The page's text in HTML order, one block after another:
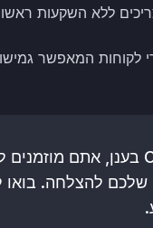
ללא השקעות
לקוחות המאפשר